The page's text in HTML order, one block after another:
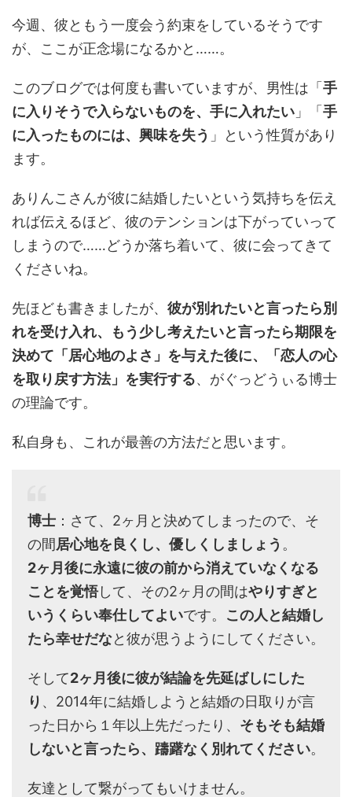
今週、彼ともう一度会う約束をしているそうです
が、ここが正念場になるかと……。
このブログでは何度も書いていますが、男性は「手
に入りそうで入らないものを、手に入れたい 」「手
に入ったものには、興味を失う 」という性質があり
ます。
ありんこさんが彼に結婚したいという気持ちを伝え
れば伝えるほど、彼のテンションは下がっていって
しまうので……どうか落ち着いて、彼に会ってきて
くださいね。
先ほども書きましたが、 彼が別れたいと言ったら別
れを受け入れ、もう少し考えたいと言ったら期限を
決めて「居心地のよさ」を与えた後に、「恋人の心
を取り戻す方法」を実行する、がぐっどうぃる博士
の理論です。
私自身も、これが最善の方法だと思います。
博士 ：さて、2ヶ月と決めてしまったので、そ
の間居心地を良くし、優しくしましょう 。
2ヶ月後に永遠に彼の前から消えていなくなる
ことを覚悟して、その2ヶ月の間はやりすぎと
いうくらい奉仕してよいです。 この人と結婚し
たら幸せだなと彼が思うようにしてください。
そして2ヶ月後に彼が結論を先延ばしにした
り 、2014年に結婚しようと結婚の日取りが言
った日から１年以上先だったり、 そもそも結婚
しないと言ったら、躊躇なく別れてください。
友達として繋がってもいけません。